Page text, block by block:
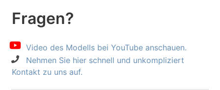
Fragen?
Video des Modells bei YouTube anschauen.
Nehmen Sie hier schnell und unkompliziert
Kontakt zu uns auf.